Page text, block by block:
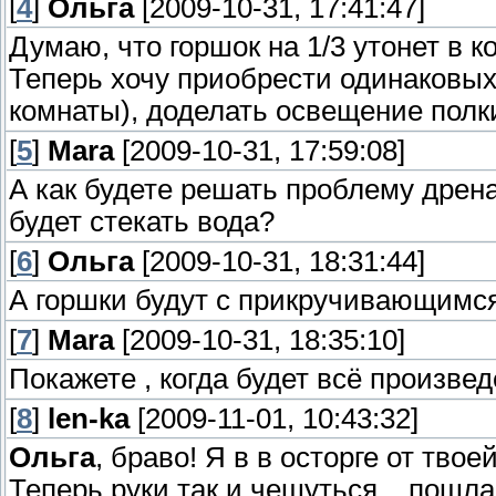
4] Ольга[2009-10-31, 17:41:47]
Думаю, что горшок на 1/3 утонет в
Теперь хочу приобрести
комнаты), доделать освещение
[5] Mara[2009-10-31, 17:59:08]
А как будете решать проблему
будет стекать вода?
[6] Ольга[2009-10-31, 18:31:44]
А горшки будут с
[7] Mara[2009-10-31, 18:35:10]
Покажете , когда будет всё
[8] len-ka[2009-11-01, 10:43:32]
Ольга, браво! Я в в осторге от
Теперь руки так и чешуться...